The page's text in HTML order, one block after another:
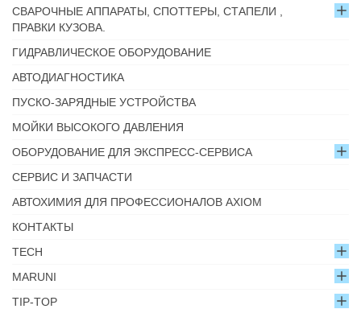
СВАРОЧНЫЕ АППАРАТЫ, СПОТТЕРЫ, СТАПЕЛИ ,
ПРАВКИ КУЗОВА.
ГИДРАВЛИЧЕСКОЕ ОБОРУДОВАНИЕ
АВТОДИАГНОСТИКА
ПУСКО-ЗАРЯДНЫЕ УСТРОЙСТВА
МОЙКИ ВЫСОКОГО ДАВЛЕНИЯ
ОБОРУДОВАНИЕ ДЛЯ ЭКСПРЕСС-СЕРВИСА
СЕРВИС И ЗАПЧАСТИ
АВТОХИМИЯ ДЛЯ ПРОФЕССИОНАЛОВ AXIOM
КОНТАКТЫ
TECH
MARUNI
TIP-TOP